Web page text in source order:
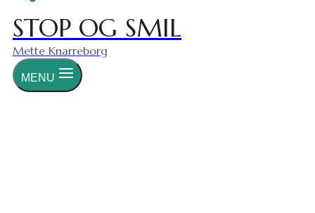
STOP OG SMIL
Mette Knarreborg
MENU